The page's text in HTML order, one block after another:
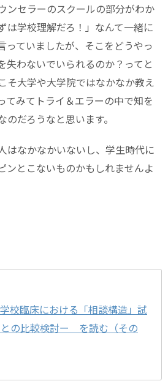
ンセラーのスクールの部分がわか
は学校理解だろ！」なんて一緒に
っていましたが、そこをどうやっ
失わないでいられるのか？ってと
そ大学や大学院ではなかなか教え
てみてトライ＆エラーの中で知を
だろうなと思います。
はなかなかいないし、学生時代に
ンとこないものかもしれませんよ
校臨床における「相談構造」試
の比較検討ー を読む（その